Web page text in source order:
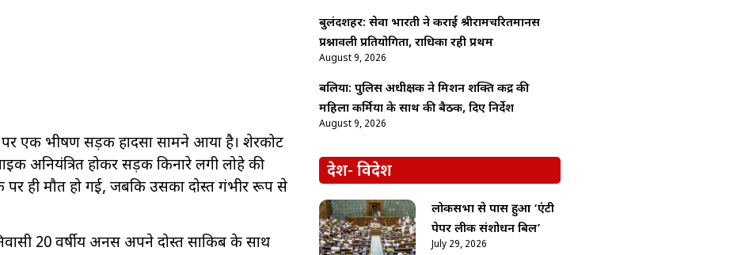
पर एक भीषण सड़क हादसा सामने आया है। शेरकोट
अनियंत्रित होकर सड़क किनारे लगी लोहे की
ही मौत हो गई, जबकि उसका दोस्त गंभीर रूप से
20 वर्षीय अनस अपने दोस्त साकिब के साथ
बुलंदशहर: सेवा भारती ने कराई श्रीरामचरितमानस
प्रश्नावली प्रतियोगिता, राधिका रही प्रथम
August 9, 2026
बलिया: पुलिस अधीक्षक ने मिशन शक्ति केंद्र की
महिला कर्मियों के साथ की बैठक, दिए निर्देश
August 9, 2026
देश- विदेश
लोकसभा से पास हुआ ‘एंटी
पेपर लीक संशोधन बिल’
July 29, 2026